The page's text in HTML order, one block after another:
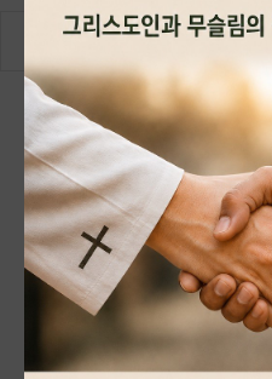
Go